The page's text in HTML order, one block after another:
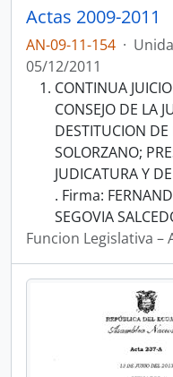
Actas 2009-2011
AN-09-11-154 ·
05/12/2011
CONTINUA
CONSEJO DE LA
DESTITUCION DE
SOLORZANO;
JUDICATURA Y
. Firma:
SEGOVIA
Funcion Legislativa –